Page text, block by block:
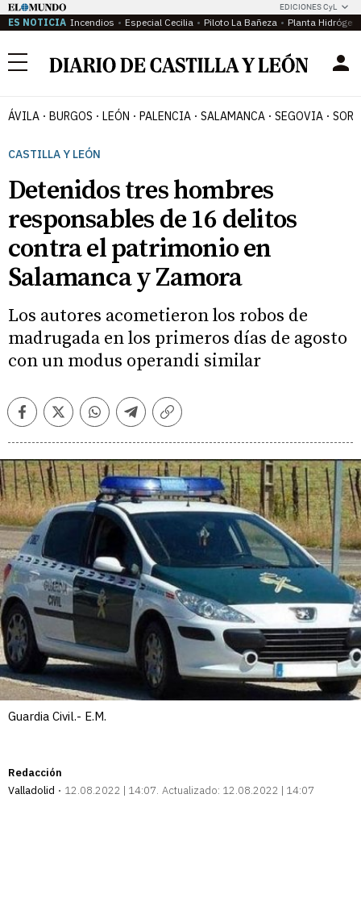
EDICIONES CyL
ES NOTICIA Incendios Especial Cecilia Piloto La Bañeza Planta
Menú
ÁVILA BURGOS LEÓN PALENCIA SALAMANCA SEGOVIA
CASTILLA Y LEÓN
Detenidos tres hombres
responsables de 16 delitos
contra el patrimonio en
Salamanca y Zamora
Los autores acometieron los robos de
madrugada en los primeros días de agosto
con un modus operandi similar
FacebookTwitterWhatsappTelegramCopiar
Guardia Civil.- E.M.
Redacción
Valladolid
12.08.2022 | 14:07 Actualizado: 12.08.2022 | 14:07